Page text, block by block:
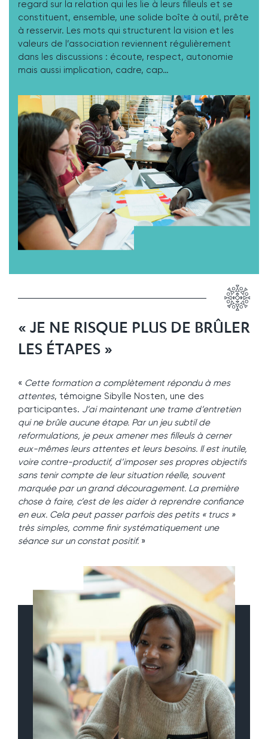
regard sur la relation qui les lie à leurs filleuls et se
constituent, ensemble, une solide boîte à outil, prête
à resservir. Les mots qui structurent la vision et les
valeurs de l’association reviennent régulièrement
dans les discussions : écoute, respect, autonomie
mais aussi implication, cadre, cap…
« JE NE RISQUE PLUS DE BRÛLER
LES ÉTAPES »
« Cette formation a complètement répondu à mes
attentes, témoigne Sibylle Nosten, une des
participantes. J’ai maintenant une trame d’entretien
qui ne brûle aucune étape. Par un jeu subtil de
reformulations, je peux amener mes filleuls à cerner
eux-mêmes leurs attentes et leurs besoins. Il est inutile,
voire contre-productif, d’imposer ses propres objectifs
sans tenir compte de leur situation réelle, souvent
marquée par un grand découragement. La première
chose à faire, c’est de les aider à reprendre confiance
en eux. Cela peut passer parfois des petits « trucs »
très simples, comme finir systématiquement une
séance sur un constat positif.»